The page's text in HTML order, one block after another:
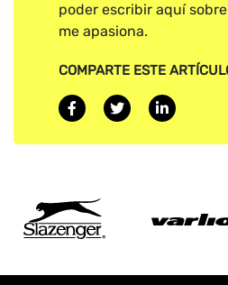
poder escribir aquí
me apasiona.
COMPARTE ESTE